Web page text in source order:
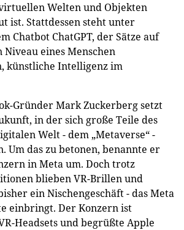
Welten und Objekten
ist. Stattdessen steht unter
Chatbot ChatGPT, der Sätze auf
eines Menschen
künstliche Intelligenz im
Gründer Mark Zuckerberg setzt
in der sich große Teile des
Welt - dem „Metaverse“ -
Um das zu betonen, benannte er
in Meta um. Doch trotz
blieben VR-Brillen und
ein Nischengeschäft - das Meta
einbringt. Der Konzern ist
Headsets und begrüßte Apple